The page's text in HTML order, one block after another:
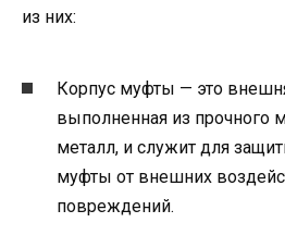
из них:
Корпус муфты — это
выполненная из прочного
металл, и служит для
муфты от внешних
повреждений.